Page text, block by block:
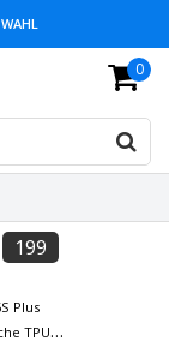
0
199
Plus
TPU